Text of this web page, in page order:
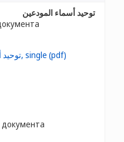
توحيد أسماء المودعين
документа